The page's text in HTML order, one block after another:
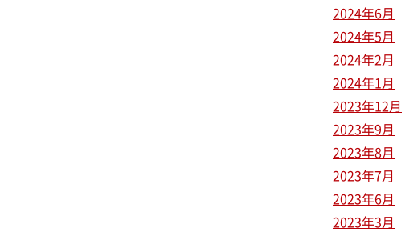
2024年6月
2024年5月
2024年2月
2024年1月
2023年12月
2023年9月
2023年8月
2023年7月
2023年6月
2023年3月